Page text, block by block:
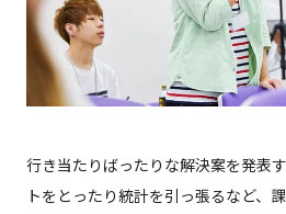
行き当たりばったりな解決案を発表
トをとったり統計を引っ張るなど、